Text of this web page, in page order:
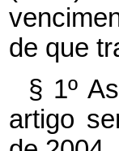
de que
§ 1º
artigo